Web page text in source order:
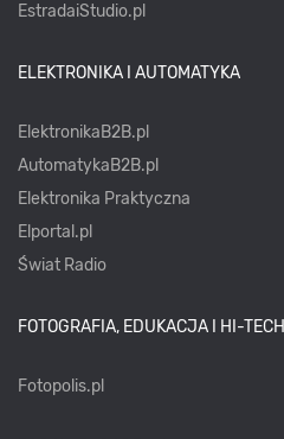
EstradaiStudio.pl
ELEKTRONIKA I AUTOMATYKA
ElektronikaB2B.pl
AutomatykaB2B.pl
Elektronika Praktyczna
Elportal.pl
Świat Radio
FOTOGRAFIA, EDUKACJA I HI-TECH
Fotopolis.pl